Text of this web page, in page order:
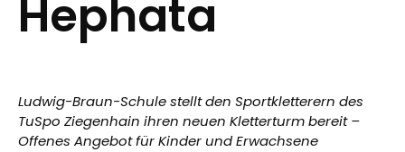
Hephata
Ludwig-Braun-Schule stellt den Sportkletterern des
TuSpo Ziegenhain ihren neuen Kletterturm bereit –
Offenes Angebot für Kinder und Erwachsene